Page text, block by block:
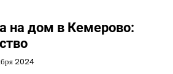
на дом в Кемерово:
2024